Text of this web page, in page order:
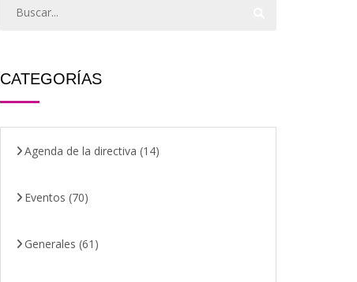
CATEGORÍAS
Agenda de la directiva (14)
Eventos (70)
Generales (61)